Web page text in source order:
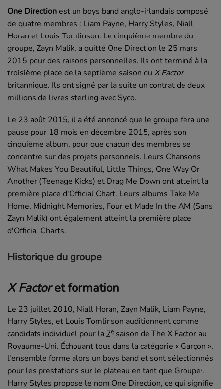
One Directionest un boys band anglo-irlandais composé
de quatre membres : Liam Payne, Harry Styles, Niall
Horan et Louis Tomlinson. Le cinquième membre du
groupe, Zayn Malik, a quitté One Direction le 25 mars
2015 pour des raisons personnelles. Ils ont terminé à la
troisième place de la septième saison du X Factor
britannique. Ils ont signé par la suite un contrat de deux
millions de livres sterling avec Syco.
Le 23 août 2015, il a été annoncé que le groupe fera une
pause pour 18 mois en décembre 2015, après son
cinquième album, pour que chacun des membres se
concentre sur des projets personnels. Leurs Chansons
What Makes You Beautiful, Little Things, One Way Or
Another (Teenage Kicks) et Drag Me Down ont atteint la
première place d'Official Chart. Leurs albums Take Me
Home, Midnight Memories, Four et Made In the AM (Sans
Zayn Malik) ont également atteint la première place
d'Official Charts.
Historique du groupe
X Factoret formation
Le 23 juillet 2010, Niall Horan, Zayn Malik, Liam Payne,
Harry Styles, et Louis Tomlinson auditionnent comme
candidats individuel pour la7e saison de The X Factor au
Royaume-Uni. Échouant tous dans la catégorie « Garçon »,
l'ensemble forme alors un boys band et sont sélectionnés
pour les prestations sur le plateau en tant que Groupe,.
Harry Styles propose le nom One Direction, ce qui signifie